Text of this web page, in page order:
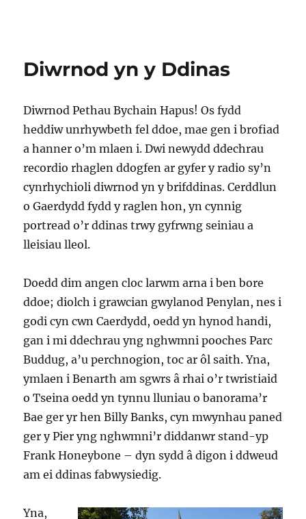
Diwrnod yn y Ddinas
Diwrnod Pethau Bychain Hapus! Os fydd
heddiw unrhywbeth fel ddoe, mae gen i brofiad
a hanner o’m mlaen i. Dwi newydd ddechrau
recordio rhaglen ddogfen ar gyfer y radio sy’n
cynrhychioli diwrnod yn y brifddinas. Cerddlun
o Gaerdydd fydd y raglen hon, yn cynnig
portread o’r ddinas trwy gyfrwng seiniau a
lleisiau lleol.
Doedd dim angen cloc larwm arna i ben bore
ddoe; diolch i grawcian gwylanod Penylan, nes i
godi cyn cwn Caerdydd, oedd yn hynod handi,
gan i mi ddechrau yng nghwmni pooches Parc
Buddug, a’u perchnogion, toc ar ôl saith. Yna,
ymlaen i Benarth am sgwrs â rhai o’r twristiaid
o Tseina oedd yn tynnu lluniau o banorama’r
Bae ger yr hen Billy Banks, cyn mwynhau paned
ger y Pier yng nghwmni’r diddanwr stand-yp
Frank Honeybone – dyn sydd â digon i ddweud
am ei ddinas fabwysiedig.
Yna,